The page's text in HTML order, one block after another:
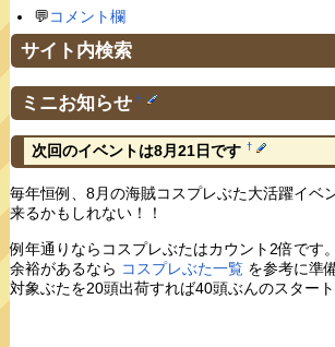
💬コメント欄
サイト内検索
ミニお知らせ †
次回のイベントは8月21日です †
毎年恒例、8月の海賊コスプレぶた大活躍イベ
来るかもしれない！！
例年通りならコスプレぶたはカウント2倍です。
余裕があるなら コスプレぶた一覧を参考に準
対象ぶたを20頭出荷すれば40頭ぶんのスタート